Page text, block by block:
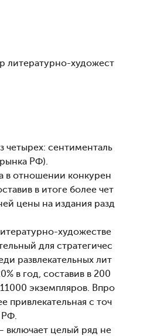
литературно-художест
сентименталь
РФ).
в отношении конкурен
в итоге более чет
цены на издания разд
художестве
для стратегичес
развлекательных лит
в год, составив в 200
экземпляров. Впро
привлекательная с точ
РФ.
целый ряд не